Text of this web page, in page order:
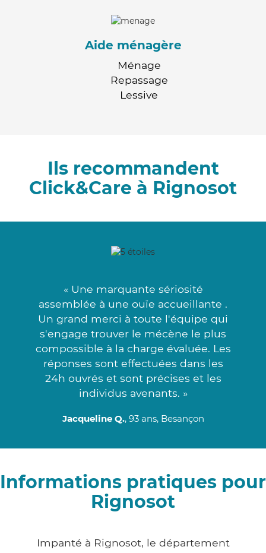
Aide ménagère
Ménage
Repassage
Lessive
Ils recommandent
Click&Care à Rignosot
« Une marquante sériosité
assemblée à une ouïe accueillante .
Un grand merci à toute l'équipe qui
s'engage trouver le mécène le plus
compossible à la charge évaluée. Les
réponses sont effectuées dans les
24h ouvrés et sont précises et les
individus avenants. »
Jacqueline Q., 93 ans, Besançon
Informations pratiques pour
Rignosot
Impanté à Rignosot, le département